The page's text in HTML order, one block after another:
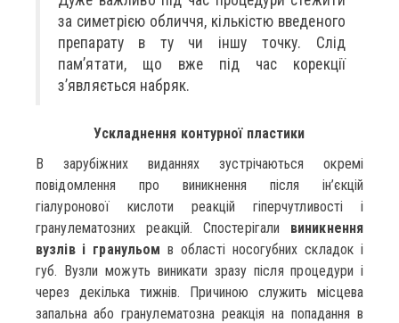
за симетрією обличчя, кількістю введеного
препарату в ту чи іншу точку. Слід
пам’ятати, що вже під час корекції
з’являється набряк.
Ускладнення контурної пластики
В зарубіжних виданнях зустрічаються окремі
повідомлення про виникнення після ін’єкцій
гіалуронової кислоти реакцій гіперчутливості і
гранулематозних реакцій. Спостерігали виникнення
вузлів і гранульом в області носогубних складок і
губ. Вузли можуть виникати зразу після процедури і
через декілька тижнів. Причиною служить місцева
запальна або гранулематозна реакція на попадання в